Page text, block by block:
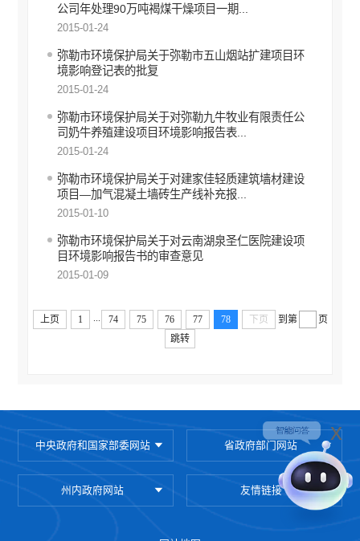
产品质量监管执法信息公开
知识产权信息公开
综合行政执法信息公开
行政许可
行政事业性收费
财政预决算
政府集中采购
重大建设项目信息公开
公务员管理信息公开
财政资金直达基层
医疗卫生
社会救助
生态环境
公司年处理90万吨褐煤干燥项目一期...
2015-01-24
弥勒市环境保护局关于弥勒市五山烟站扩建项目环
境影响登记表的批复
2015-01-24
弥勒市环境保护局关于对弥勒九牛牧业有限责任公
司奶牛养殖建设项目环境影响报告表...
2015-01-24
弥勒市环境保护局关于对建家佳轻质建筑墙材建设
项目—加气混凝土墙砖生产线补充报...
2015-01-10
弥勒市环境保护局关于对云南湖泉圣仁医院建设项
目环境影响报告书的审查意见
2015-01-09
上页 1 ... 74 75 76 77 78 下页 到第
页
跳转
中央政府和国家部委网站 省政府部门网站
州内政府网站 友情链接
x